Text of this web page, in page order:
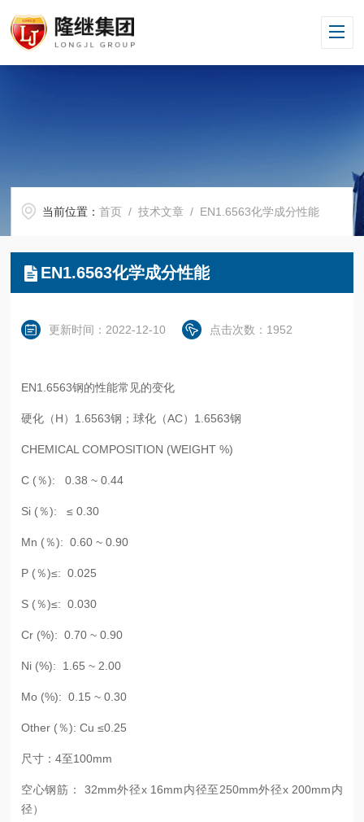
当前位置：首页 /技术文章 / EN1.6563化学成分性能
EN1.6563化学成分性能
更新时间：2022-12-10 点击次数：1952
EN1.6563钢的性能常见的变化
硬化（H）1.6563钢；球化（AC）1.6563钢
CHEMICAL COMPOSITION (WEIGHT %)
C (％): 0.38 ~ 0.44
Si (％): ≤ 0.30
Mn (％): 0.60 ~ 0.90
P (％)≤: 0.025
S (％)≤: 0.030
Cr (%): 0.70 ~ 0.90
Ni (%): 1.65 ~ 2.00
Mo (%): 0.15 ~ 0.30
Other (％): Cu ≤0.25
尺寸：4至100mm
空心钢筋： 32mm外径x 16mm内径至250mm外径x 200mm内
径）